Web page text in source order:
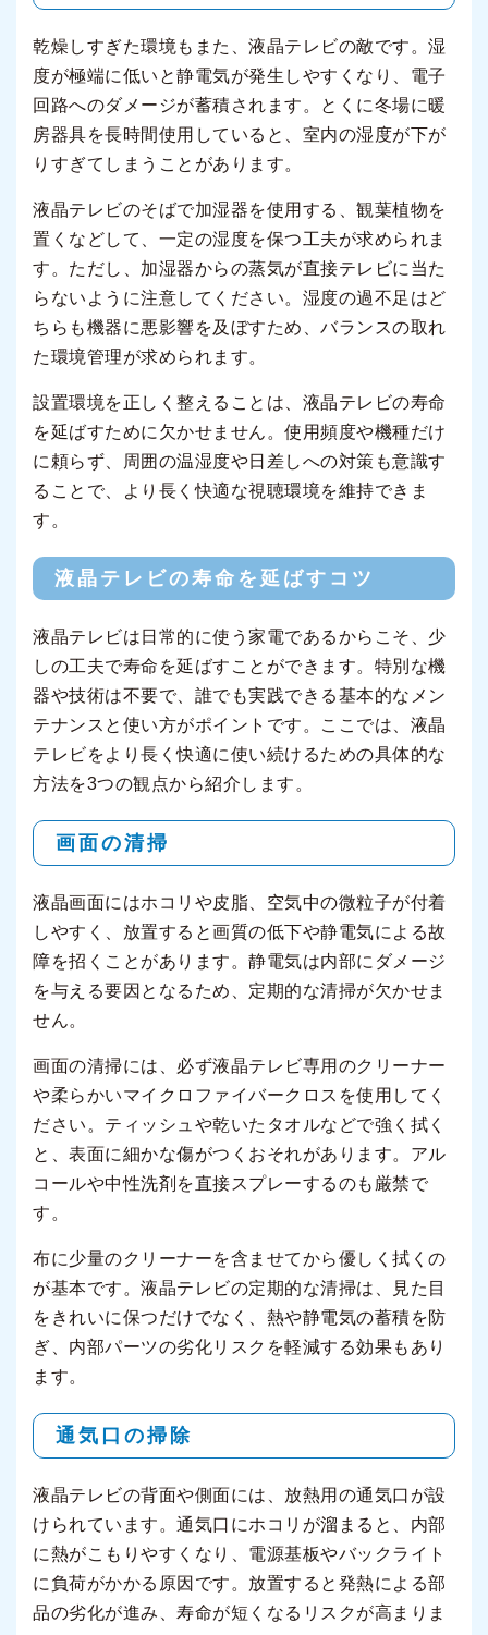
乾燥しすぎた環境もまた、液晶テレビの敵です。湿
度が極端に低いと静電気が発生しやすくなり、電子
回路へのダメージが蓄積されます。とくに冬場に暖
房器具を長時間使用していると、室内の湿度が下が
りすぎてしまうことがあります。
液晶テレビのそばで加湿器を使用する、観葉植物を
置くなどして、一定の湿度を保つ工夫が求められま
す。ただし、加湿器からの蒸気が直接テレビに当た
らないように注意してください。湿度の過不足はど
ちらも機器に悪影響を及ぼすため、バランスの取れ
た環境管理が求められます。
設置環境を正しく整えることは、液晶テレビの寿命
を延ばすために欠かせません。使用頻度や機種だけ
に頼らず、周囲の温湿度や日差しへの対策も意識す
ることで、より長く快適な視聴環境を維持できま
す。
液晶テレビの寿命を延ばすコツ
液晶テレビは日常的に使う家電であるからこそ、少
しの工夫で寿命を延ばすことができます。特別な機
器や技術は不要で、誰でも実践できる基本的なメン
テナンスと使い方がポイントです。ここでは、液晶
テレビをより長く快適に使い続けるための具体的な
方法を3つの観点から紹介します。
画面の清掃
液晶画面にはホコリや皮脂、空気中の微粒子が付着
しやすく、放置すると画質の低下や静電気による故
障を招くことがあります。静電気は内部にダメージ
を与える要因となるため、定期的な清掃が欠かせま
せん。
画面の清掃には、必ず液晶テレビ専用のクリーナー
や柔らかいマイクロファイバークロスを使用してく
ださい。ティッシュや乾いたタオルなどで強く拭く
と、表面に細かな傷がつくおそれがあります。アル
コールや中性洗剤を直接スプレーするのも厳禁で
す。
布に少量のクリーナーを含ませてから優しく拭くの
が基本です。液晶テレビの定期的な清掃は、見た目
をきれいに保つだけでなく、熱や静電気の蓄積を防
ぎ、内部パーツの劣化リスクを軽減する効果もあり
ます。
通気口の掃除
液晶テレビの背面や側面には、放熱用の通気口が設
けられています。通気口にホコリが溜まると、内部
に熱がこもりやすくなり、電源基板やバックライト
に負荷がかかる原因です。放置すると発熱による部
品の劣化が進み、寿命が短くなるリスクが高まりま